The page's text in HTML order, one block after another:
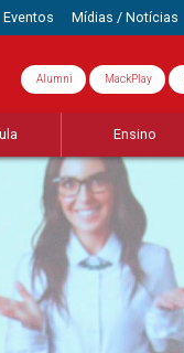
Eventos Mídias / Notícias
Alumni MackPlay
Ensino